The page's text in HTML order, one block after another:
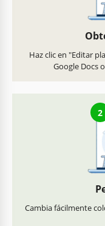
Haz clic en "Editar
Google Docs
2
Cambia fácilmente